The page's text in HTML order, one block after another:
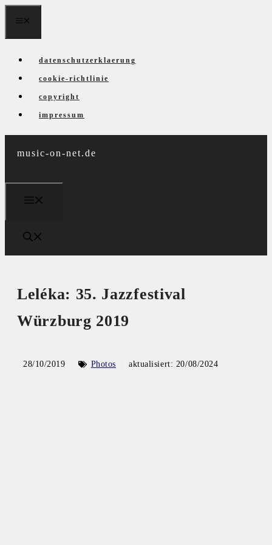
datenschutzerklaerung
cookie-richtlinie
copyright
impressum
music-on-net.de
Leléka: 35. Jazzfestival
Würzburg 2019
28/10/2019 Photos aktualisiert: 20/08/2024